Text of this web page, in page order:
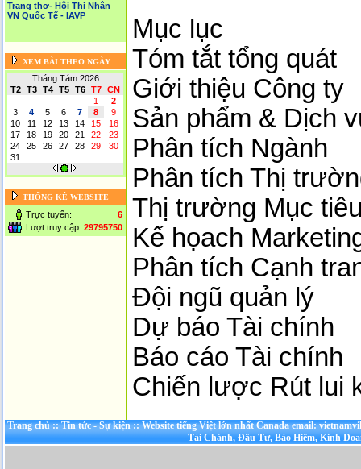
Trang thơ- Hội Thi Nhân
VN Quốc Tế - IAVP
XEM BÀI THEO NGÀY
Tháng Tám 2026
T2
T3 T4 T5 T6 T7
CN
1
2
3
4 5 6 7 8
9
10
11 12 13 14 15
16
17
18 19 20 21 22
23
24
25 26 27 28 29
30
31
THỐNG KÊ WEBSITE
Trực tuyến:
6
Lượt truy cập: 29795750
Mục lục
Tóm tắt tổng quát
Giới thiệu Công ty
Sản phẩm & Dịch
Phân tích Ngành
Phân tích Thị
Thị trường Mục
Kế họach
Phân tích Cạnh
Đội ngũ quản lý
Dự báo Tài chính
Báo cáo Tài chính
Chiến lược Rút lui
Trang chủ::Tin tức - Sự kiện::Website tiếng Việt lớn nhất Canada email:
Tài Chánh, Đầu Tư, Bảo Hiểm, Kinh